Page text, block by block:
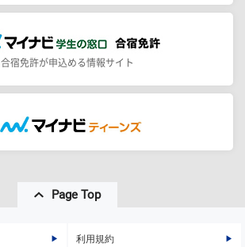
合宿免許が申込める情報サイト
Page Top
利用規約